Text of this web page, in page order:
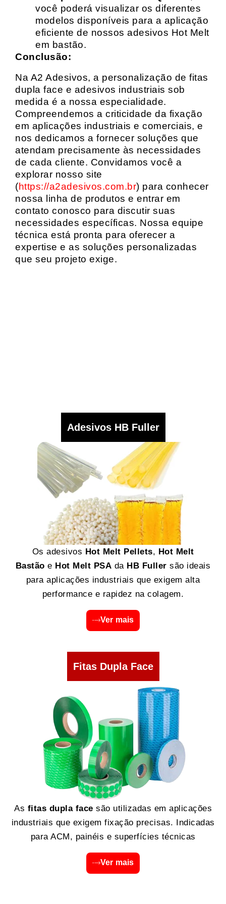
você poderá visualizar os diferentes
modelos disponíveis para a aplicação
eficiente de nossos adesivos Hot Melt
em bastão.
Conclusão:
Na A2 Adesivos, a personalização de fitas
dupla face e adesivos industriais sob
medida é a nossa especialidade.
Compreendemos a criticidade da fixação
em aplicações industriais e comerciais, e
nos dedicamos a fornecer soluções que
atendam precisamente às necessidades
de cada cliente. Convidamos você a
explorar nosso site
(https://a2adesivos.com.br) para conhecer
nossa linha de produtos e entrar em
contato conosco para discutir suas
necessidades específicas. Nossa equipe
técnica está pronta para oferecer a
expertise e as soluções personalizadas
que seu projeto exige.
Adesivos HB Fuller
Os adesivos Hot Melt Pellets, Hot Melt
Bastão e Hot Melt PSA da HB Fuller são ideais
para aplicações industriais que exigem alta
performance e rapidez na colagem.
Ver mais
Fitas Dupla Face
As fitas dupla face são utilizadas em aplicações
industriais que exigem fixação precisas. Indicadas
para ACM, painéis e superfícies técnicas
Ver mais